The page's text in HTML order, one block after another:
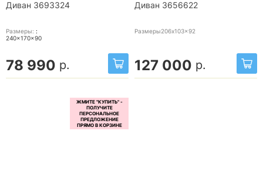
Диван 3693324
Размеры: :
240x170x90
78 990 р.
Диван 3656622
Размеры206x103x92
127 000 р.